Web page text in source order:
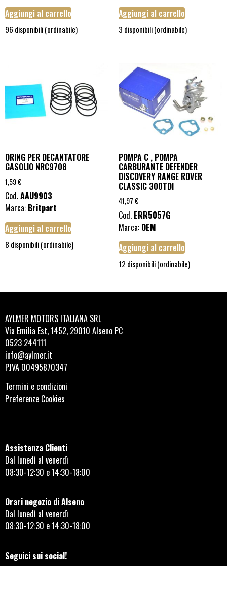
Aggiungi al carrello
96 disponibili (ordinabile)
Aggiungi al carrello
3 disponibili (ordinabile)
ORING PER DECANTATORE
GASOLIO NRC9708
1,59€
Cod.AAU9903
Marca: Britpart
Aggiungi al carrello
8 disponibili (ordinabile)
POMPA C , POMPA
CARBURANTE DEFENDER
DISCOVERY RANGE ROVER
CLASSIC 300TDI
41,97€
Cod. ERR5057G
Marca: OEM
Aggiungi al carrello
12 disponibili (ordinabile)
AYLMER MOTORS ITALIANA SRL
Via Emilia Est, 1452, 29010 Alseno PC
0523 244111
info@aylmer.it
P.IVA 00495870347
Termini e condizioni
Preferenze Cookies
Assistenza Clienti
Dal lunedì al venerdì
08:30-12:30 e 14:30-18:00
Orari negozio di Alseno
Dal lunedì al venerdì
08:30-12:30 e 14:30-18:00
Seguici sui social!